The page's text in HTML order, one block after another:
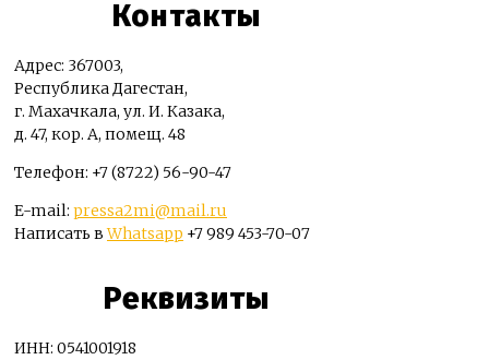
Контакты
Адрес: 367003,
Республика Дагестан,
г. Махачкала, ул. И. Казака,
д. 47, кор. А, помещ. 48
Телефон: +7 (8722) 56-90-47
E-mail: pressa2mi@mail.ru
Написать вWhatsapp +7 989 453-70-07
Реквизиты
ИНН: 0541001918